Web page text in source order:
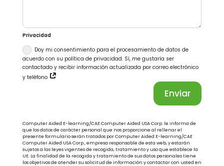
Privacidad
Doy mi consentimiento para el procesamiento de datos de
acuerdo con su política de privacidad. Sí, me gustaría ser
contactado y recibir información actualizada por correo electrónico
y teléfono
Enviar
Computer Aided E-learning/CAE Computer Aided USA Corp. le informa de
que los datos de carácter personal que nos proporcione al rellenar el
presente formulario serán tratados por Computer Aided E-learning/CAE
Computer Aided USA Corp., empresa responsable de esta web, y estarán
sujetos a las leyes vigentes de recogida, tratamiento y uso que establece la
UE. La finalidad de la recogida y tratamiento de sus datos personales tiene
los objetivos de atender su solicitud de información y contactar con usted en